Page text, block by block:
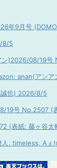
年9月号
8/5
ン)2026/08/19
anan(アン
也) 2026/8/5
19号 No.2507 (
(表紙: 藤ヶ谷
人, timeless, A